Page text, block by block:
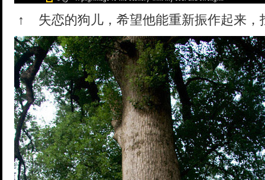
↑ 失恋的狗儿，希望他能重新振作起来，